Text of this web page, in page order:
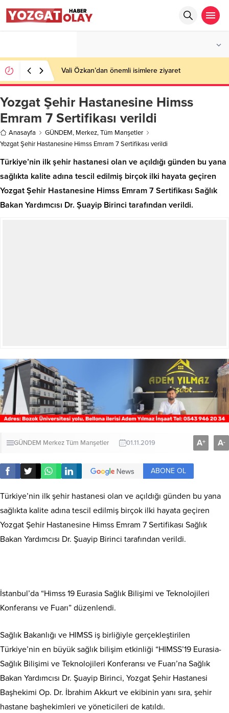
Vali Özkan’dan önemli isimlere ziyaret
Yozgat Şehir Hastanesine Himss
Emram 7 Sertifikası verildi
Anasayfa GÜNDEM, Merkez,Tüm Manşetler
Yozgat Şehir Hastanesine Himss Emram 7 Sertifikası verildi
Türkiye’nin ilk şehir hastanesi olan ve açıldığı günden bu yana
sağlıkta kalite adına tescil edilmiş birçok ilki hayata geçiren
Yozgat Şehir Hastanesine Himss Emram 7 Sertifikası Sağlık
Bakan Yardımcısı Dr. Şuayip Birinci tarafından verildi.
GÜNDEM MerkezTüm Manşetler 01.11.2019 A+ A-
ABONE OL
Türkiye’nin ilk şehir hastanesi olan ve açıldığı günden bu yana
sağlıkta kalite adına tescil edilmiş birçok ilki hayata geçiren
Yozgat Şehir Hastanesine Himss Emram 7 Sertifikası Sağlık
Bakan Yardımcısı Dr. Şuayip Birinci tarafından verildi.
İstanbul’da “Himss 19 Eurasia Sağlık Bilişimi ve Teknolojileri
Konferansı ve Fuarı” düzenlendi.
Sağlık Bakanlığı ve HIMSS iş birliğiyle gerçekleştirilen
Türkiye’nin en büyük sağlık bilişim etkinliği “HIMSS’19 Eurasia-
Sağlık Bilişimi ve Teknolojileri Konferansı ve Fuarı’na Sağlık
Bakan Yardımcısı Dr. Şuayip Birinci, Yozgat Şehir Hastanesi
Başhekimi Op. Dr. İbrahim Akkurt ve ekibinin yanı sıra, şehir
hastane başhekimleri ve yöneticileri de katıldı.